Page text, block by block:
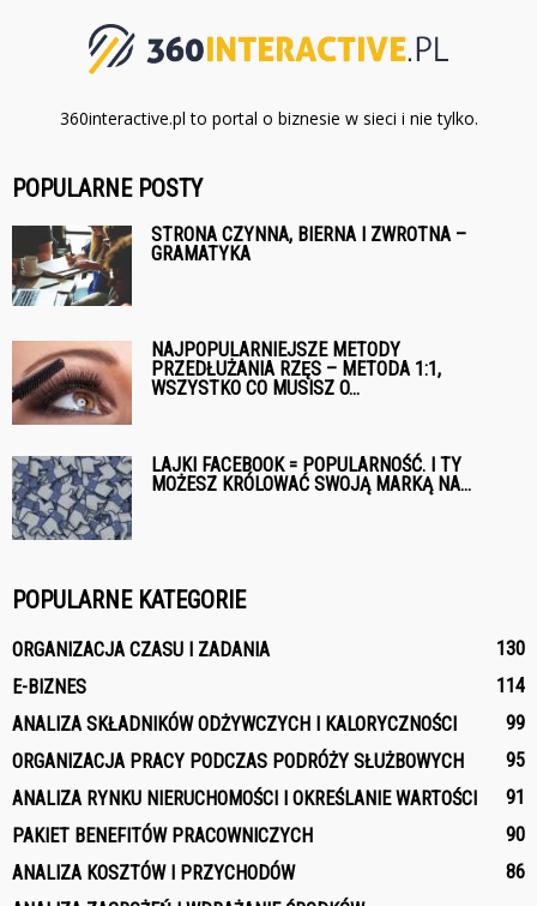
360interactive.pl to portal o biznesie w sieci i nie tylko.
POPULARNE POSTY
STRONA CZYNNA, BIERNA I ZWROTNA –
GRAMATYKA
NAJPOPULARNIEJSZE METODY
PRZEDŁUŻANIA RZĘS – METODA 1:1,
WSZYSTKO CO MUSISZ O...
LAJKI FACEBOOK = POPULARNOŚĆ. I TY
MOŻESZ KRÓLOWAĆ SWOJĄ MARKĄ NA...
POPULARNE KATEGORIE
ORGANIZACJA CZASU I ZADANIA
130
E-BIZNES
114
ANALIZA SKŁADNIKÓW ODŻYWCZYCH I KALORYCZNOŚCI
99
ORGANIZACJA PRACY PODCZAS PODRÓŻY SŁUŻBOWYCH
95
ANALIZA RYNKU NIERUCHOMOŚCI I OKREŚLANIE WARTOŚCI
91
PAKIET BENEFITÓW PRACOWNICZYCH
90
ANALIZA KOSZTÓW I PRZYCHODÓW
86